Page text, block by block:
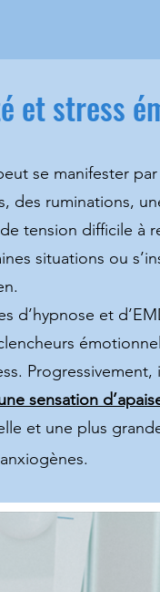
et stress
se manifester
des ruminations,
tension difficile à
situations ou
d’hypnose et
sensation
et une plus